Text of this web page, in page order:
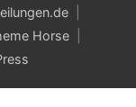
Horse